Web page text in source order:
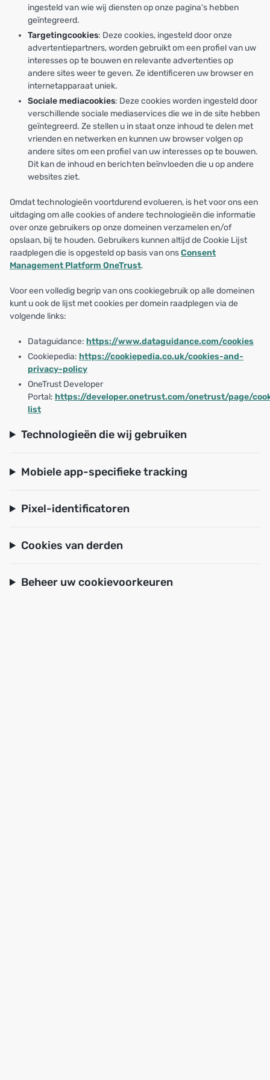
ingesteld van wie wij diensten op onze pagina's hebben
geïntegreerd.
Targetingcookies: Deze cookies, ingesteld door onze
advertentiepartners, worden gebruikt om een profiel van uw
interesses op te bouwen en relevante advertenties op
andere sites weer te geven. Ze identificeren uw browser en
internetapparaat uniek.
Sociale mediacookies: Deze cookies worden ingesteld door
verschillende sociale mediaservices die we in de site hebben
geïntegreerd. Ze stellen u in staat onze inhoud te delen met
vrienden en netwerken en kunnen uw browser volgen op
andere sites om een profiel van uw interesses op te bouwen.
Dit kan de inhoud en berichten beïnvloeden die u op andere
websites ziet.
Omdat technologieën voortdurend evolueren, is het voor ons een
uitdaging om alle cookies of andere technologieën die informatie
over onze gebruikers op onze domeinen verzamelen en/of
opslaan, bij te houden. Gebruikers kunnen altijd de Cookie Lijst
raadplegen die is opgesteld op basis van onsConsent
Management Platform OneTrust.
Voor een volledig begrip van ons cookiegebruik op alle domeinen
kunt u ook de lijst met cookies per domein raadplegen via de
volgende links:
Dataguidance: https://www.dataguidance.com/cookies
Cookiepedia: https://cookiepedia.co.uk/cookies-and-
privacy-policy
OneTrust Developer
Portal: https://developer.onetrust.com/onetrust/page/
list
Technologieën die wij gebruiken
Mobiele app-specifieke tracking
Pixel-identificatoren
Cookies van derden
Beheer uw cookievoorkeuren